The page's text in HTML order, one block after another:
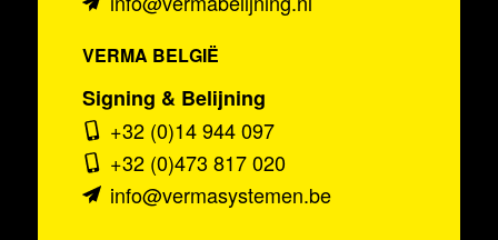
VERMA BELGIË
Signing & Belijning
+32 (0)14 944 097
+32 (0)473 817 020
info@vermasystemen.be